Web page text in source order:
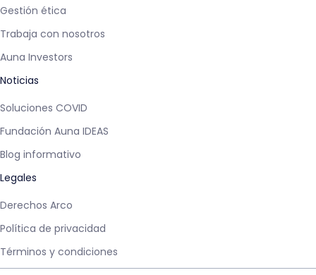
Gestión ética
Trabaja con nosotros
Auna Investors
Noticias
Soluciones COVID
Fundación Auna IDEAS
Blog informativo
Legales
Derechos Arco
Política de privacidad
Términos y condiciones